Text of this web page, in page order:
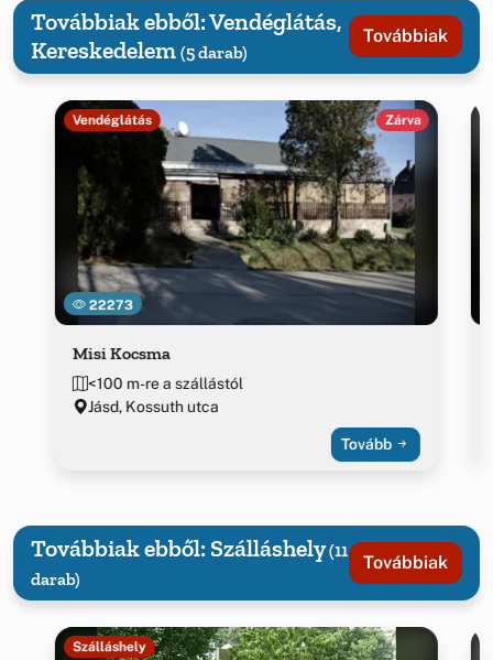
Továbbiak ebből: Vendéglátás,
Kereskedelem (5 darab)
Továbbiak
22273
Vendéglátás Zárva
Misi Kocsma
<100 m-re a szállástól
Jásd, Kossuth utca
Tovább
Továbbiak ebből: Szálláshely(11
darab)
Továbbiak
Szálláshely